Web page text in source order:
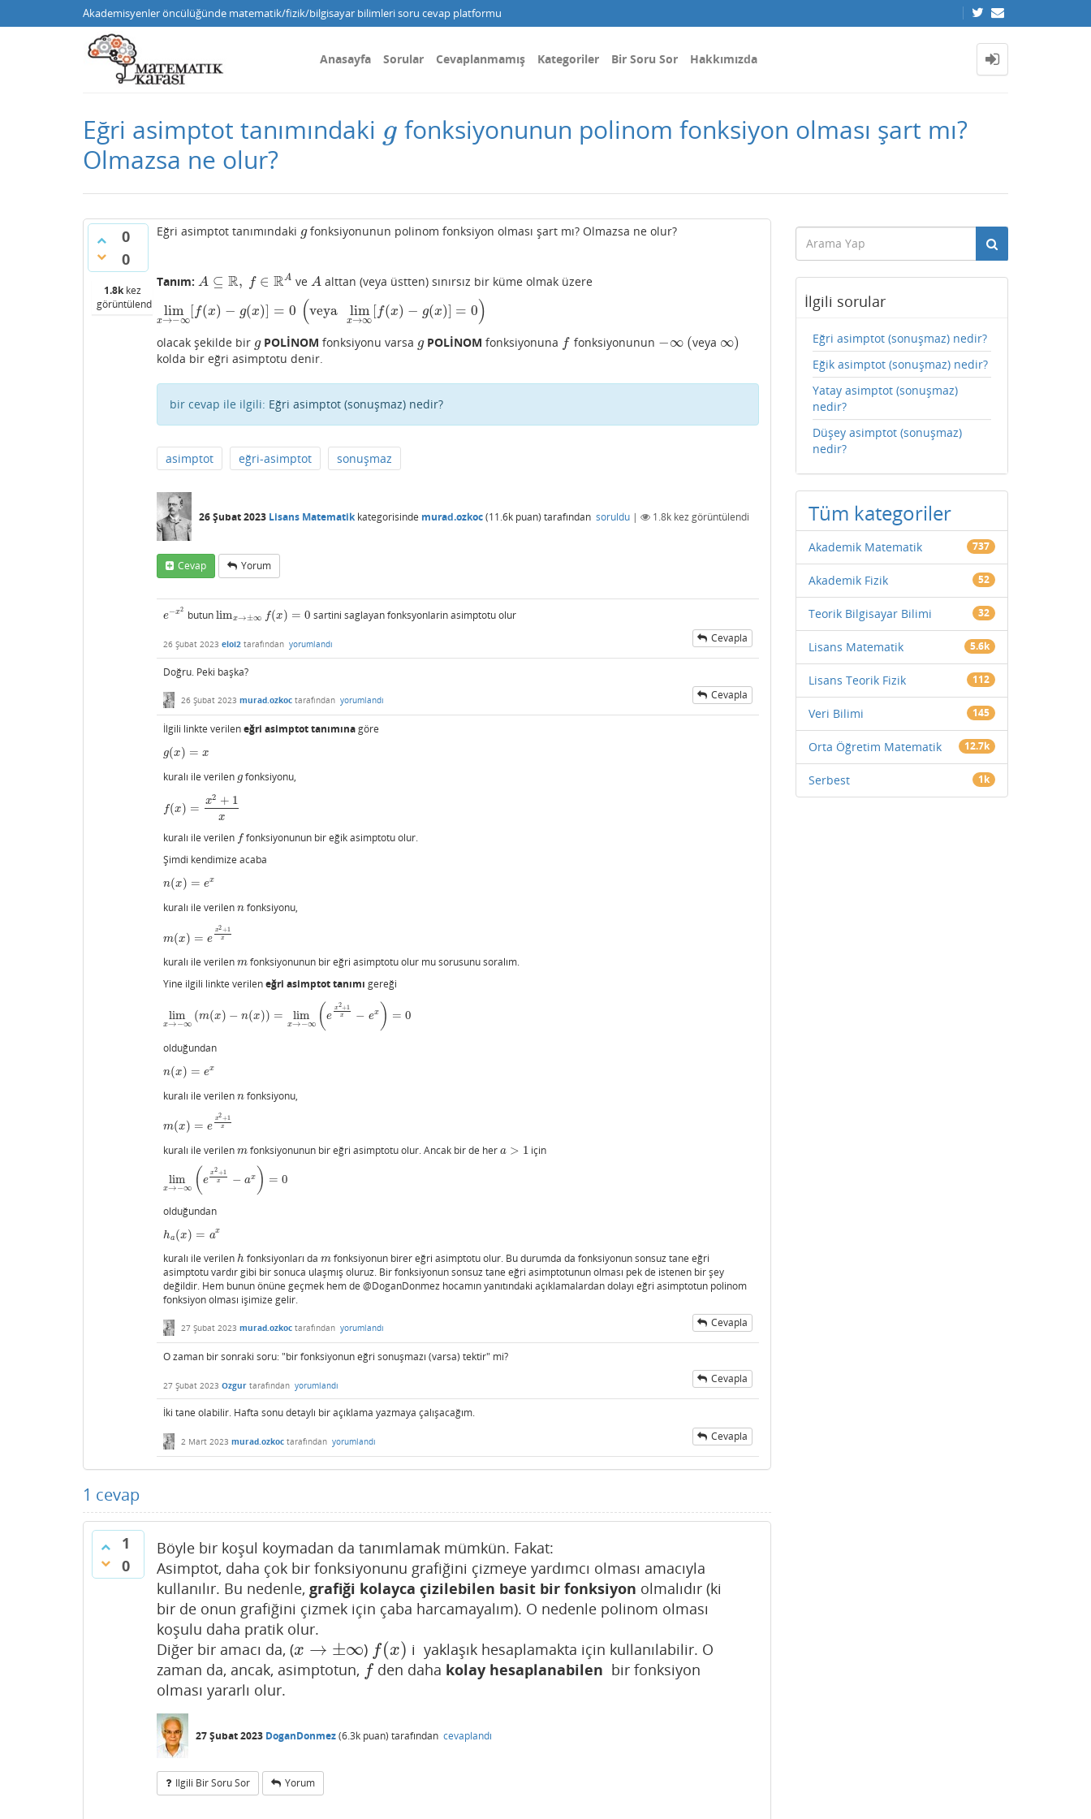
Akademisyenler öncülüğünde matematik/fizik/bilgisayar bilimleri soru cevap platformu
Anasayfa Sorular Cevaplanmamış Kategoriler Bir Soru Sor Hakkımızda
Eğri asimptot tanımındaki g
g fonksiyonunun polinom fonksiyon olması şart mı?
Olmazsa ne olur?
0
0
1.8kkez
görüntülendi
Eğri asimptot tanımındaki g
gfonksiyonunun polinom fonksiyon olması şart mı? Olmazsa ne olur?
Tanım: A ⊆ R, f ∈ RA
A⊆R f∈ A veA
A alttan (veya üstten) sınırsız bir küme olmak üzere
lim
x→−∞
[f(x) − g(x)] = 0 (veya lim
x→∞
[f(x) − g(x)] = 0)
limx→ −∞[f(x −g (x)]=0 veya limx→ [f(x)− g(x)]= 0)
olacak şekilde bir g
g POLİNOM fonksiyonu varsa g
g POLİNOM fonksiyonuna f
f fonksiyonunun −∞
−∞ (
(veya ∞)
∞)
kolda bir eğri asimptotu denir.
bir cevap ile ilgili: Eğri asimptot (sonuşmaz) nedir?
asimptot eğri-asimptot sonuşmaz
26 Şubat 2023 Lisans Matematikkategorisinde murad.ozkoc(11.6k puan) tarafından soruldu | 1.8k kez görüntülendi
Cevap Yorum
e−x2
e−x2 butunlimx→±∞ f(x) = 0
limx→±∞f( x)=0 sartini saglayan fonksyonlarin asimptotu olur
26 Şubat 2023 eloi2 tarafından yorumlandı Cevapla
Doğru. Peki başka?
26 Şubat 2023 murad.ozkoc tarafından yorumlandı Cevapla
İlgili linkte verileneğri asimptot tanımınagöre
g(x) = x
g(x =x
kuralı ile verilen g
gfonksiyonu,
f(x) =
x2 + 1
x
f(x )=x 2+1x
kuralı ile verilen f
f fonksiyonunun bir eğik asimptotu olur.
Şimdi kendimize acaba
n(x) = ex
n(x) =e x
kuralı ile verilen n
nfonksiyonu,
m(x) = e
x2+1
x
m(x)=ex 2+1x
kuralı ile verilen m
mfonksiyonunun bir eğri asimptotu olur mu sorusunu soralım.
Yine ilgili linkte verileneğri asimptot tanımı gereği
lim
x→−∞
(m(x) − n(x)) = lim
x→−∞ (e
x2+1
x − ex ) = 0
limx→−∞ m (x)−n(x) )=limx→− ∞ ex2+1 x−ex)= 0
olduğundan
n(x) = ex
n(x) =e x
kuralı ile verilen n
nfonksiyonu,
m(x) = e
x2+1
x
m(x)=ex 2+1x
kuralı ile verilen m
mfonksiyonunun bir eğri asimptotu olur. Ancak bir de her a > 1
a>1 için
lim
x→−∞ ( e
x2+1
x − ax ) = 0
limx→ −∞(ex2+ 1x−ax = 0
olduğundan
ha(x) = ax
ha(x =a x
kuralı ile verilen h
h fonksiyonları da m
mfonksiyonun birer eğri asimptotu olur. Bu durumda da fonksiyonun sonsuz tane eğri
asimptotu vardır gibi bir sonuca ulaşmış oluruz. Bir fonksiyonun sonsuz tane eğri asimptotunun olması pek de istenen bir şey
değildir. Hem bunun önüne geçmek hem de @DoganDonmez hocamın yanıtındaki açıklamalardan dolayı eğri asimptotun polinom
fonksiyon olması işimize gelir.
27 Şubat 2023 murad.ozkoc tarafından yorumlandı Cevapla
O zaman bir sonraki soru: "bir fonksiyonun eğri sonuşmazı (varsa) tektir" mi?
27 Şubat 2023 Ozgur tarafından yorumlandı Cevapla
İki tane olabilir. Hafta sonu detaylı bir açıklama yazmaya çalışacağım.
2 Mart 2023 murad.ozkoc tarafından yorumlandı Cevapla
1 cevap
1
0
Böyle bir koşul koymadan da tanımlamak mümkün. Fakat:
Asimptot, daha çok bir fonksiyonunu grafiğini çizmeye yardımcı olması amacıyla
kullanılır. Bu nedenle, grafiği kolayca çizilebilen basit bir fonksiyon olmalıdır (ki
bir de onun grafiğini çizmek için çaba harcamayalım). O nedenle polinom olması
koşulu daha pratik olur.
Diğer bir amacı da, (x → ±∞
x→±∞ ) f(x)
f(x)
i yaklaşık hesaplamakta için kullanılabilir. O
zaman da, ancak, asimptotun, f
f den daha kolay hesaplanabilen bir fonksiyon
olması yararlı olur.
27 Şubat 2023 DoganDonmez(6.3k puan) tarafından cevaplandı
Ilgili Bir Soru Sor Yorum
İlgili sorular
Eğri asimptot (sonuşmaz) nedir?
Eğik asimptot (sonuşmaz) nedir?
Yatay asimptot (sonuşmaz)
nedir?
Düşey asimptot (sonuşmaz)
nedir?
Tüm kategoriler
Akademik Matematik 737
Akademik Fizik 52
Teorik Bilgisayar Bilimi 32
Lisans Matematik 5.6k
Lisans Teorik Fizik 112
Veri Bilimi 145
Orta Öğretim Matematik 12.7k
Serbest 1k